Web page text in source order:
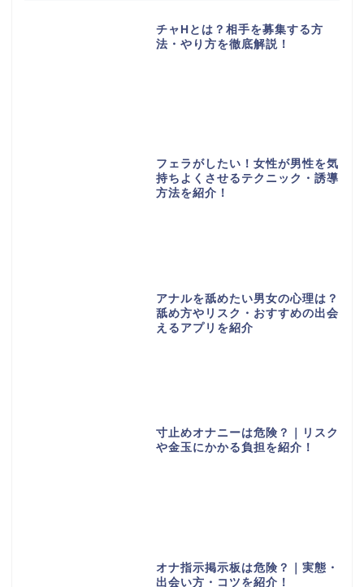
チャHとは？相手を募集する方
法・やり方を徹底解説！
フェラがしたい！女性が男性を気
持ちよくさせるテクニック・誘導
方法を紹介！
アナルを舐めたい男女の心理は？
舐め方やリスク・おすすめの出会
えるアプリを紹介
寸止めオナニーは危険？｜リスク
や金玉にかかる負担を紹介！
オナ指示掲示板は危険？｜実態・
出会い方・コツを紹介！